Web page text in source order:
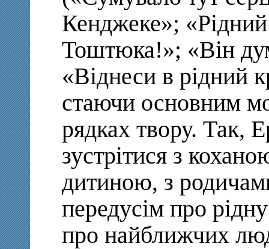
Кенджеке»; «Рідний
Тоштюка!»; «Він
«Віднеси в рідний
стаючи основним
рядках твору. Так,
зустрітися з
дитиною, з
передусім про
про найближчих